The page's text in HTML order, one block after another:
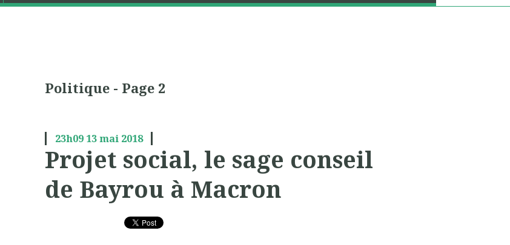
Politique - Page 2
23h09 13mai 2018
Projet social, le sage conseil
de Bayrou à Macron